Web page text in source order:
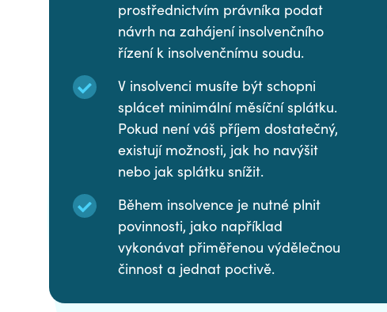
prostřednictvím právníka podat
návrh na zahájení insolvenčního
řízení k insolvenčnímu soudu.
V insolvenci musíte být schopni
splácet minimální měsíční splátku.
Pokud není váš příjem dostatečný,
existují možnosti, jak ho navýšit
nebo jak splátku snížit.
Během insolvence je nutné plnit
povinnosti, jako například
vykonávat přiměřenou výdělečnou
činnost a jednat poctivě.